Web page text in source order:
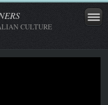
CULTURE